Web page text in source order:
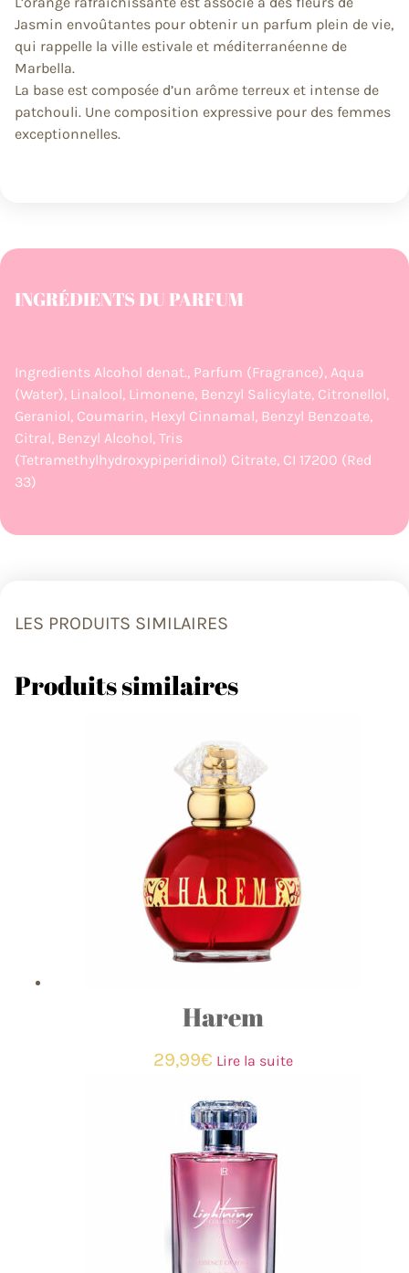
Jasmin envoûtantes pour obtenir un parfum plein de vie,
qui rappelle la ville estivale et méditerranéenne de
Marbella.
La base est composée d’un arôme terreux et intense de
patchouli. Une composition expressive pour des femmes
exceptionnelles.
INGRÉDIENTS DU PARFUM
Ingredients Alcohol denat., Parfum (Fragrance), Aqua
(Water), Linalool, Limonene, Benzyl Salicylate, Citronellol,
Geraniol, Coumarin, Hexyl Cinnamal, Benzyl Benzoate,
Citral, Benzyl Alcohol, Tris
(Tetramethylhydroxypiperidinol) Citrate, CI 17200 (Red
33)
LES PRODUITS SIMILAIRES
Produits similaires
Harem
29,99€ Lire la suite